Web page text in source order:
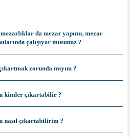
da mezar yapımı, mezar
çalışıyor musunuz ?
zorunda mıyım ?
kimler çıkartabilir ?
nasıl çıkartabilirim ?